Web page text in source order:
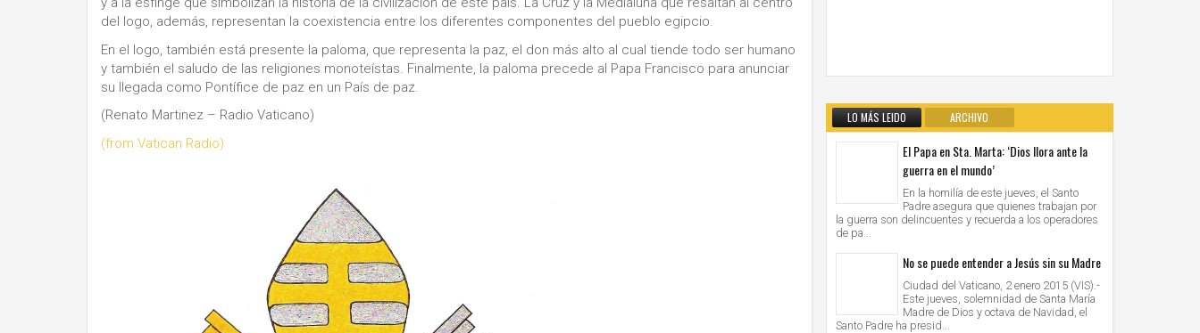
del logo, además, representan la coexistencia entre los diferentes componentes del pueblo egipcio.
En el logo, también está presente la paloma, que representa la paz, el don más alto al cual tiende todo ser humano
y también el saludo de las religiones monoteístas. Finalmente, la paloma precede al Papa Francisco para anunciar
su llegada como Pontífice de paz en un País de paz.
(Renato Martinez – Radio Vaticano)
(from Vatican Radio)
LO MÁS LEIDO ARCHIVO
El Papa en Sta. Marta: ‘Dios llora ante la
guerra en el mundo’
En la homilía de este jueves, el Santo
Padre asegura que quienes trabajan por
la guerra son delincuentes y recuerda a los operadores
de pa...
No se puede entender a Jesús sin su Madre
Ciudad del Vaticano, 2 enero 2015 (VIS).-
Este jueves, solemnidad de Santa María
Madre de Dios y octava de Navidad, el
Santo Padre ha presid...